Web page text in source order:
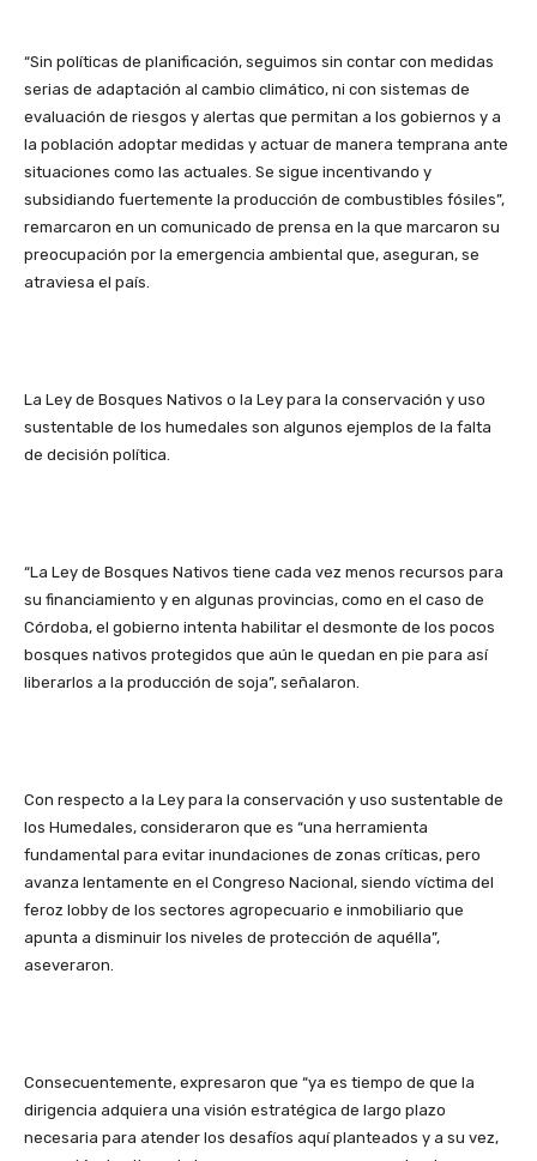
“Sin políticas de planificación, seguimos sin contar con medidas
serias de adaptación al cambio climático, ni con sistemas de
evaluación de riesgos y alertas que permitan a los gobiernos y a
la población adoptar medidas y actuar de manera temprana ante
situaciones como las actuales. Se sigue incentivando y
subsidiando fuertemente la producción de combustibles fósiles”,
remarcaron en un comunicado de prensa en la que marcaron su
preocupación por la emergencia ambiental que, aseguran, se
atraviesa el país.
La Ley de Bosques Nativos o la Ley para la conservación y uso
sustentable de los humedales son algunos ejemplos de la falta
de decisión política.
“La Ley de Bosques Nativos tiene cada vez menos recursos para
su financiamiento y en algunas provincias, como en el caso de
Córdoba, el gobierno intenta habilitar el desmonte de los pocos
bosques nativos protegidos que aún le quedan en pie para así
liberarlos a la producción de soja”, señalaron.
Con respecto a la Ley para la conservación y uso sustentable de
los Humedales, consideraron que es “una herramienta
fundamental para evitar inundaciones de zonas críticas, pero
avanza lentamente en el Congreso Nacional, siendo víctima del
feroz lobby de los sectores agropecuario e inmobiliario que
apunta a disminuir los niveles de protección de aquélla”,
aseveraron.
Consecuentemente, expresaron que “ya es tiempo de que la
dirigencia adquiera una visión estratégica de largo plazo
necesaria para atender los desafíos aquí planteados y a su vez,